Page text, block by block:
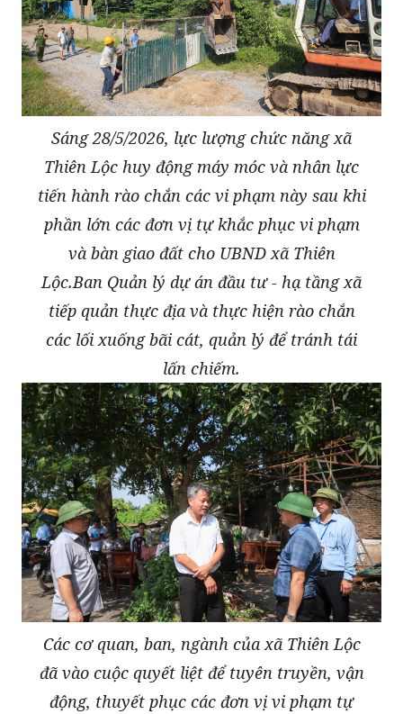
Sáng 28/5/2026, lực lượng chức năng xã
Thiên Lộc huy động máy móc và nhân lực
tiến hành rào chắn các vi phạm này sau khi
phần lớn các đơn vị tự khắc phục vi phạm
và bàn giao đất cho UBND xã Thiên
Lộc.Ban Quản lý dự án đầu tư - hạ tầng xã
tiếp quản thực địa và thực hiện rào chắn
các lối xuống bãi cát, quản lý để tránh tái
lấn chiếm.
Các cơ quan, ban, ngành của xã Thiên Lộc
đã vào cuộc quyết liệt để tuyên truyền, vận
động, thuyết phục các đơn vị vi phạm tự